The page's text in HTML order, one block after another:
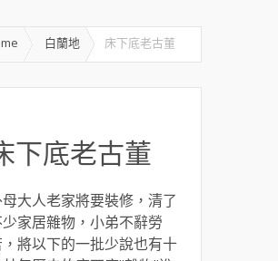
白蘭地 床下底老古董
下底老古董
大人老家將要裝修，清了
少家居雜物，小弟不辭勞
，將以下的一批少說也有十